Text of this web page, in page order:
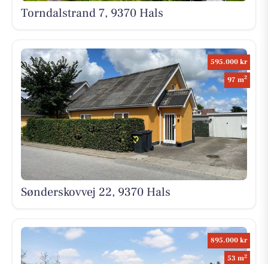
Torndalstrand 7, 9370 Hals
595.000 kr
97 m2
Sønderskovvej 22, 9370 Hals
895.000 kr
53 m2